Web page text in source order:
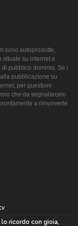
sono autoprodotte,
situate su internet e
pubblico dominio. Se i
pubblicazione su
per questioni
che da segnalarcelo
a rimuoverle
lo ricordo con gioia,